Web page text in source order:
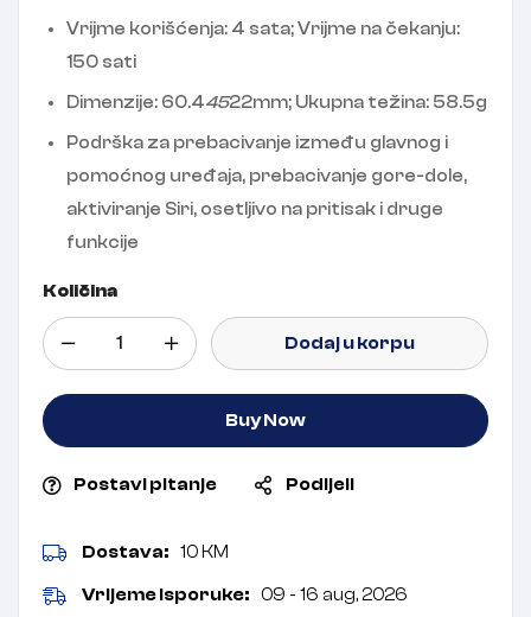
Vrijme korišćenja: 4 sata; Vrijme na čekanju:
150 sati
Dimenzije: 60.44522mm; Ukupna težina: 58.5g
Podrška za prebacivanje između glavnog i
pomoćnog uređaja, prebacivanje gore-dole,
aktiviranje Siri, osetljivo na pritisak i druge
funkcije
Količina
Dodaj u korpu
Buy Now
Postavi pitanje Podijeli
Dostava: 10 KM
Vrijeme isporuke: 09 - 16 aug, 2026